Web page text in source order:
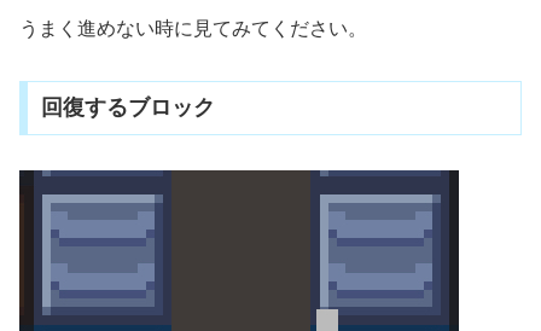
うまく進めない時に見てみてください。
回復するブロック